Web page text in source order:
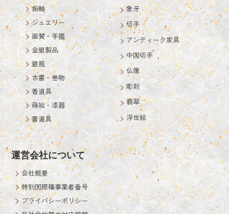
掛軸
ジュエリー
画賛・手鑑
金銀製品
銀瓶
古書・巻物
香道具
蒔絵・漆器
書道具
象牙
切手
アンティーク家具
中国切手
仏像
彫刻
翡翠
浮世絵
運営会社について
会社概要
特別国際種事業者番号
プライバシーポリシー